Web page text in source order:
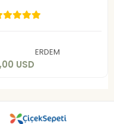
2153
ERDEM
USD
11,00 USD